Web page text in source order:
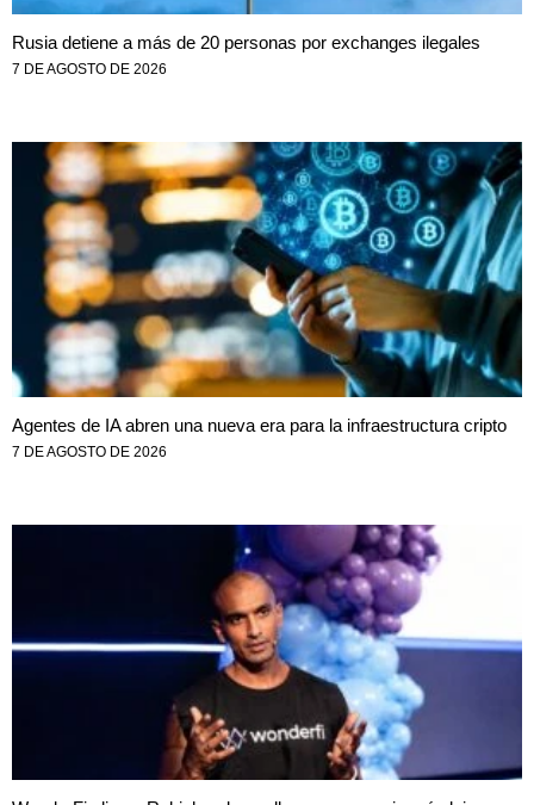
Rusia detiene a más de 20 personas por exchanges ilegales
7 DE AGOSTO DE 2026
Agentes de IA abren una nueva era para la infraestructura cripto
7 DE AGOSTO DE 2026